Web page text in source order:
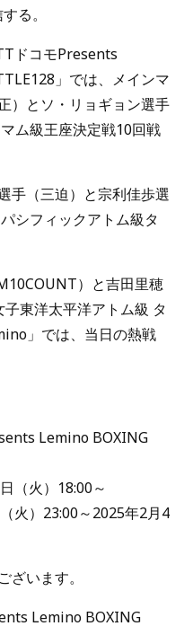
る。
ドコモPresents
」では、メインマ
）とソ・リョギョン選手
ム級王座決定戦10回戦
手（三迫）と宗利佳歩選
シフィックアトム級タ
）と吉田里穂
東洋太平洋アトム級 タ
」では、当日の熱戦
Lemino BOXING
（火）18:00～
火）23:00～2025年2月4
います。
Lemino BOXING